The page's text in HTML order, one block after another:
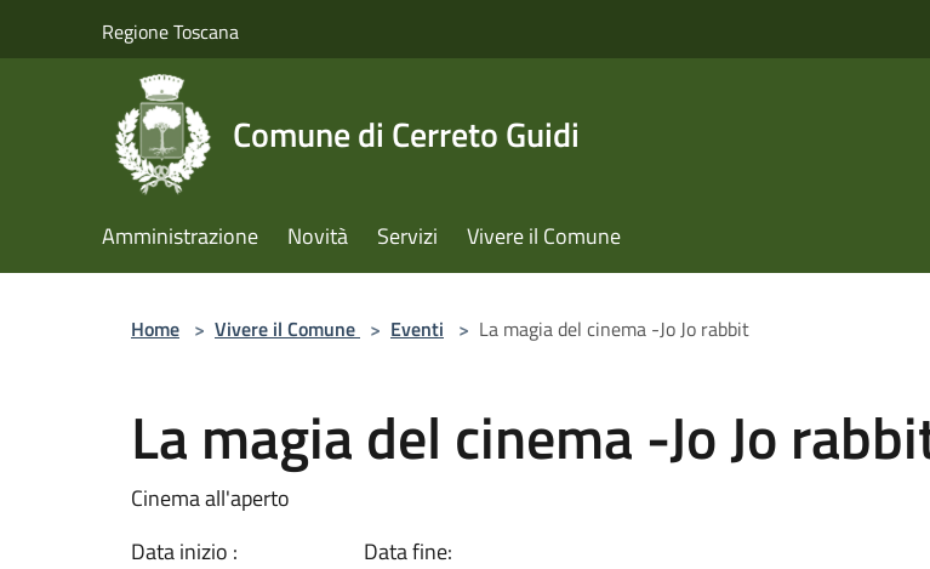
Regione Toscana
Comune di Cerreto Guidi
Amministrazione Novità Servizi Vivere il Comune
Home > Vivere il Comune > Eventi > La magia del cinema -Jo Jo rabbit
La magia del cinema -Jo Jo
Cinema all'aperto
Data inizio :
Data fine: